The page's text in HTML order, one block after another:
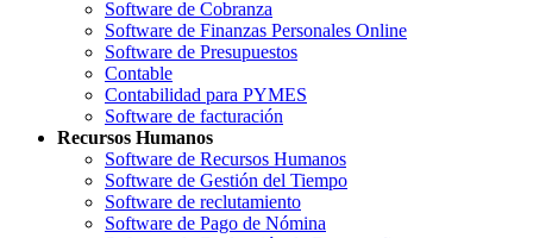
Software de Cobranza
Software de Finanzas Personales Online
Software de Presupuestos
Contable
Contabilidad para PYMES
Software de facturación
Recursos Humanos
Software de Recursos Humanos
Software de Gestión del Tiempo
Software de reclutamiento
Software de Pago de Nómina